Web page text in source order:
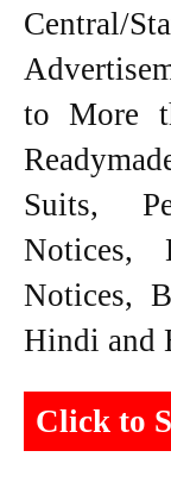
to More
Suits,
Notices,
Notices,
Hindi and
Click to